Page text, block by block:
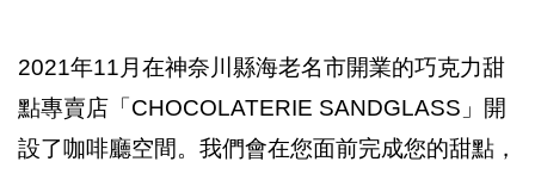
2021年11月在神奈川縣海老名市開業的巧克力甜
點專賣店「CHOCOLATERIE SANDGLASS」開
設了咖啡廳空間。我們會在您面前完成您的甜點，